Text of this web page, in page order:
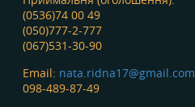
(0536)74 00 49
(050)777-2-777
(067)531-30-90
Email: nata.ridna17@gmail.com
098-489-87-49